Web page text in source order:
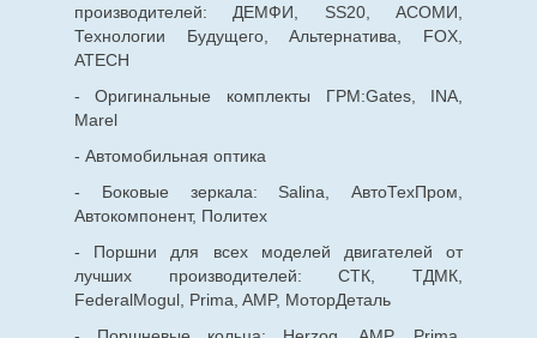
производителей: ДЕМФИ, SS20, АСОМИ,
Технологии Будущего, Альтернатива, FOX,
ATECH
- Оригинальные комплекты ГРМ:Gates, INA,
Marel
- Автомобильная оптика
- Боковые зеркала: Salina, АвтоТехПром,
Автокомпонент, Политех
- Поршни для всех моделей двигателей от
лучших производителей: СТК, ТДМК,
FederalMogul, Prima, AMP, МоторДеталь